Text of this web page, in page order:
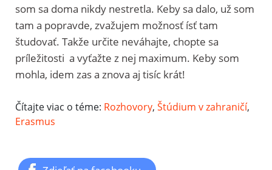
som sa doma nikdy nestretla. Keby sa dalo, už som
tam a popravde, zvažujem možnosť ísť tam
študovať. Takže určite neváhajte, chopte sa
príležitosti a vyťažte z nej maximum. Keby som
mohla, idem zas a znova aj tisíc krát!
Čítajte viac o téme: Rozhovory, Štúdium v zahraničí,
Erasmus